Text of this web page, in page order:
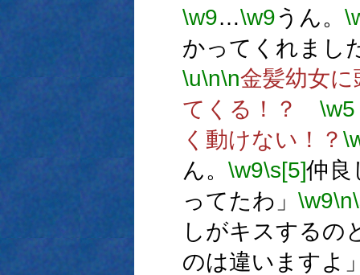
\w9…\w9うん。
かってくれまし
\u\n\n金髪幼女
てくる！？ \w5
く動けない！？
ん。 \w9\s[5]仲良
ってたわ」 \w9\n
しがキスするの
のは違いますよ